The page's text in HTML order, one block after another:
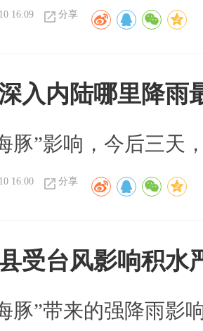
16:09 分享
入内陆哪里降雨
豚”影响，今后三天
16:00 分享
受台风影响积水
豚”带来的强降雨影